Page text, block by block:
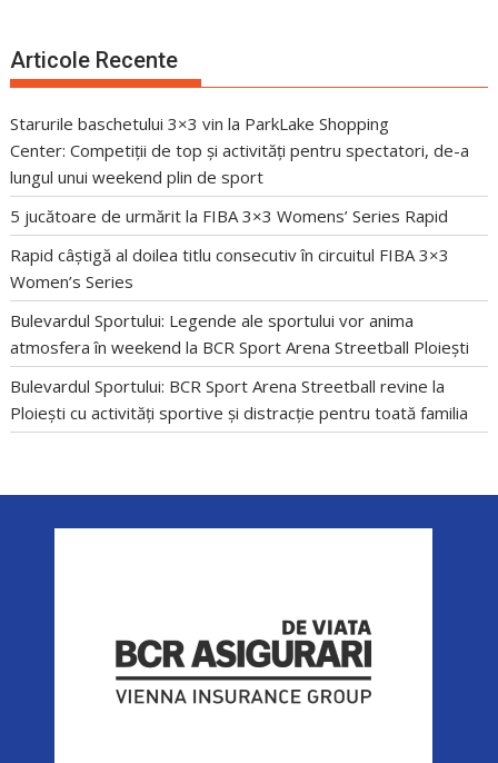
Articole Recente
Starurile baschetului 3×3 vin la ParkLake Shopping
Center: Competiții de top și activități pentru spectatori, de-a
lungul unui weekend plin de sport
5 jucătoare de urmărit la FIBA 3×3 Womens’ Series Rapid
Rapid câștigă al doilea titlu consecutiv în circuitul FIBA 3×3
Women’s Series
Bulevardul Sportului: Legende ale sportului vor anima
atmosfera în weekend la BCR Sport Arena Streetball Ploiești
Bulevardul Sportului: BCR Sport Arena Streetball revine la
Ploiești cu activități sportive și distracție pentru toată familia